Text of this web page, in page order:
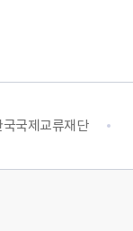
국국제교류재단